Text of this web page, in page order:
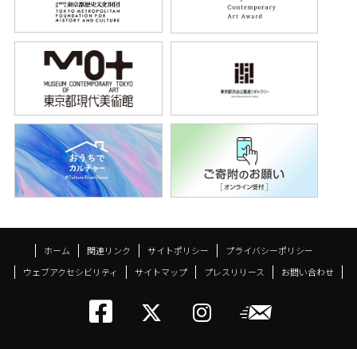
ホーム 関連リンク サイトポリシー
プライバシーポリシー
ウェブアクセシビリティ
サイトマップ プレスリリース お問い合わせ
トーキョーアーツ
メールニ